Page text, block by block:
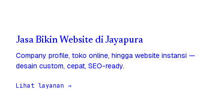
Jasa Bikin Website di Jayapura
Company profile, toko online, hingga website instansi —
desain custom, cepat, SEO-ready.
Lihat layanan →